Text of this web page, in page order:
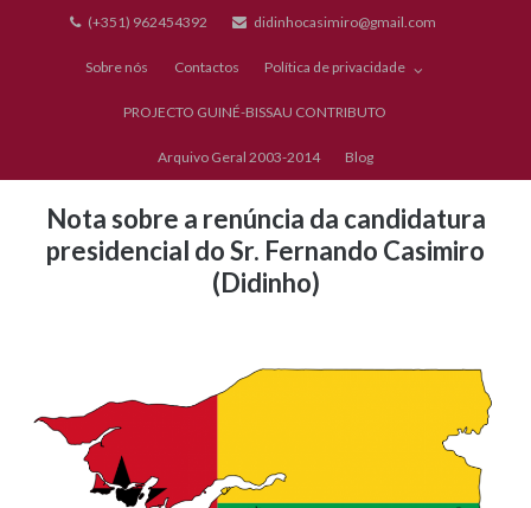
(+351) 962454392 didinhocasimiro@gmail.com
Sobre nós Contactos Política de privacidade
PROJECTO GUINÉ-BISSAU CONTRIBUTO
Arquivo Geral 2003-2014 Blog
Nota sobre a renúncia da candidatura
presidencial do Sr. Fernando Casimiro
(Didinho)